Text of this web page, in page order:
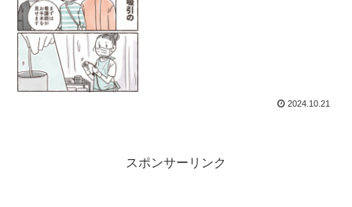
2024.10.21
スポンサーリンク